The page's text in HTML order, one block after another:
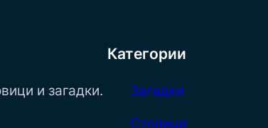
и загадки.
Категории
Загадки
Столици